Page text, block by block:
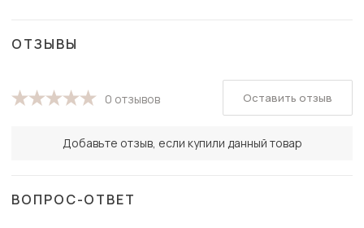
ОТЗЫВЫ
0 отзывов
Добавьте отзыв, если купили данный товар
Оставить отзыв
ВОПРОС-ОТВЕТ